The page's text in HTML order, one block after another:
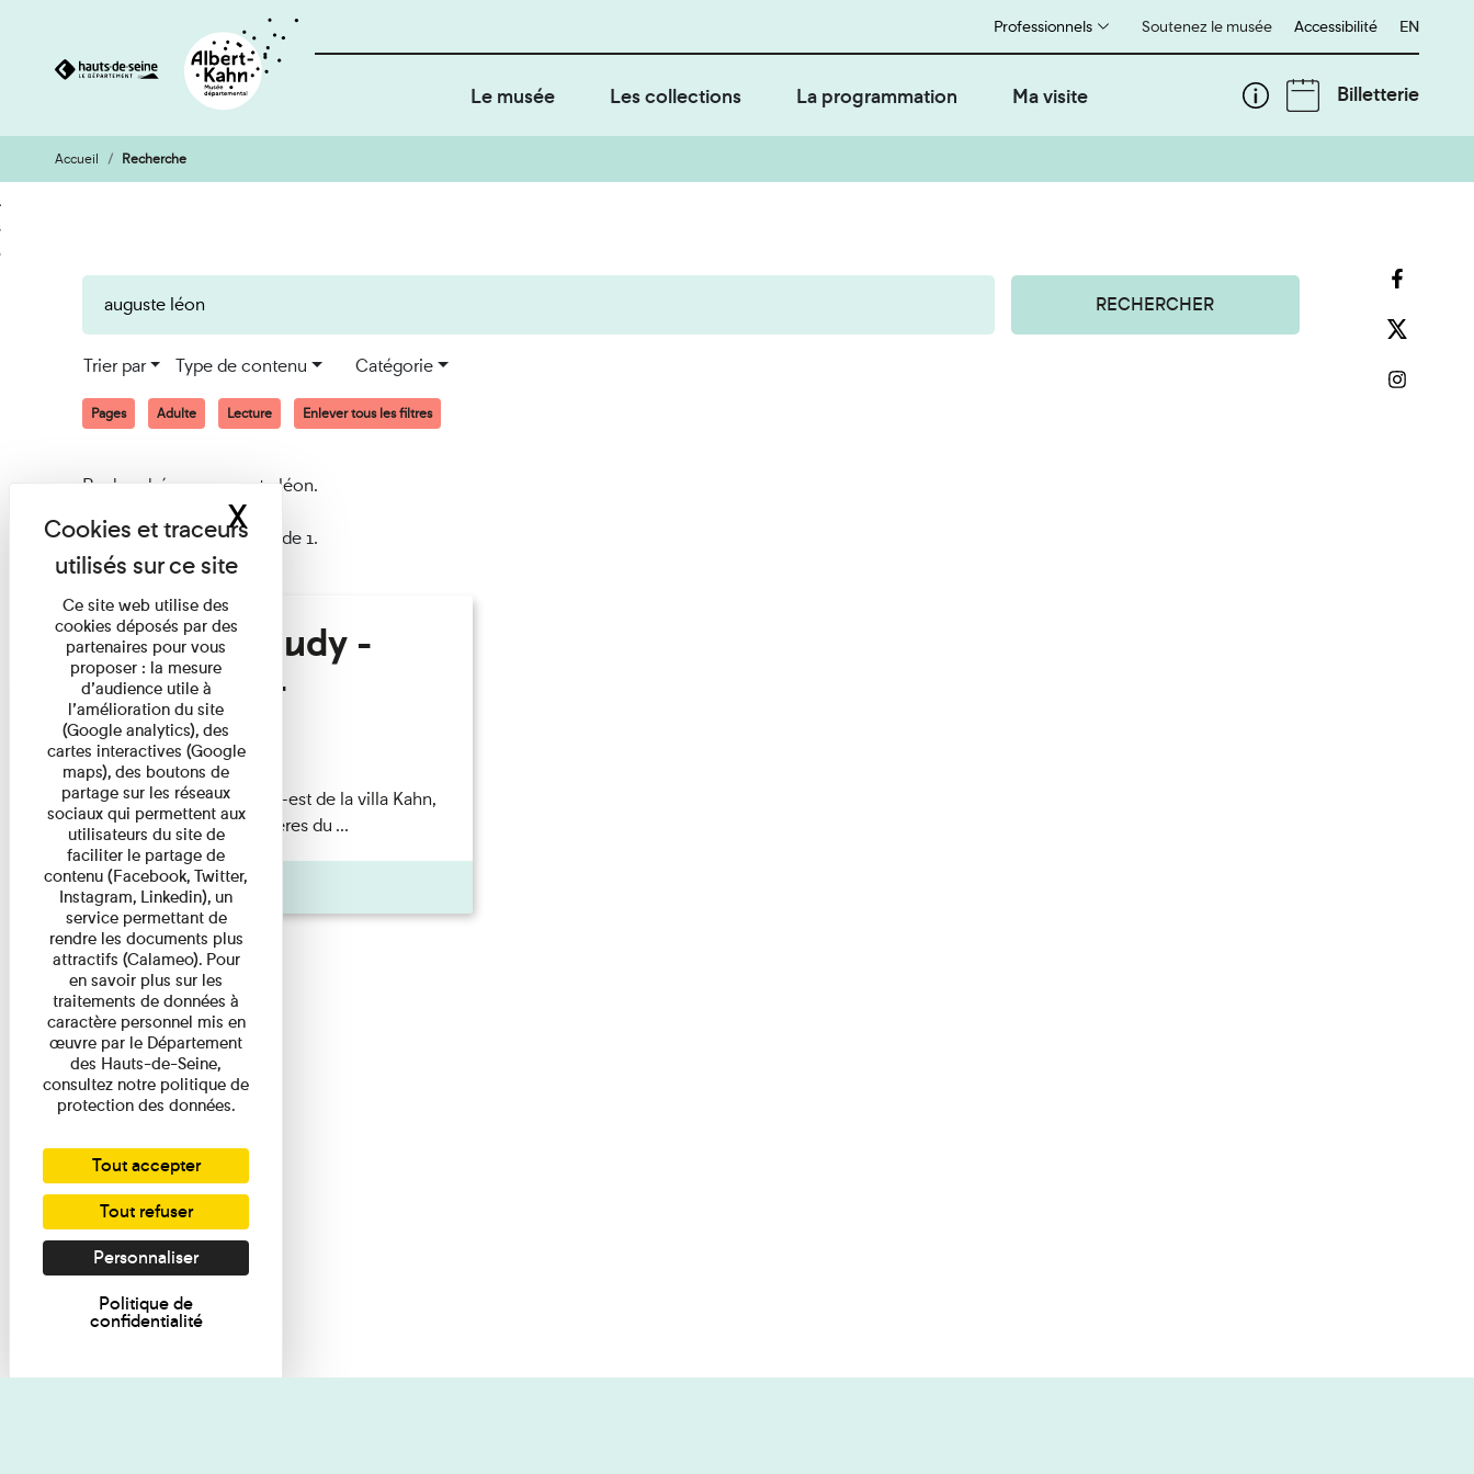
Aller
au
contenu
Aller
à
la
Soutenez le musée
Professionnels Accessibilité English
EN
Le musée Les collections La programmation Ma visite Billetterie
Accueil Recherche
RECHERCHER
Trier par Type de contenu Catégorie
Pages Adulte Lecture Enlever tous les filtres
Recherché pour auguste léon.
Afficher les résultats 1 à 1 de 1.
Hélène Gaudy -
Villa Zamir
Lecture
couchant) [Angle nord-est de la villa Kahn,
dite villa Zamir et lumières du ...
Pages
Ce site web utilise des
cookies déposés par des
partenaires pour vous
proposer : la mesure
d’audience utile à
l’amélioration du site
(Google analytics), des
cartes interactives (Google
maps), des boutons de
partage sur les réseaux
sociaux qui permettent aux
utilisateurs du site de
faciliter le partage de
contenu (Facebook, Twitter,
Instagram, Linkedin), un
service permettant de
rendre les documents plus
attractifs (Calameo). Pour
en savoir plus sur les
traitements de données à
caractère personnel mis en
œuvre par le Département
des Hauts-de-Seine,
consultez notre politique de
protection des données.
Tout accepter
Tout refuser
Personnaliser
Politique de
confidentialité
XMasquer le bandeau des cookies